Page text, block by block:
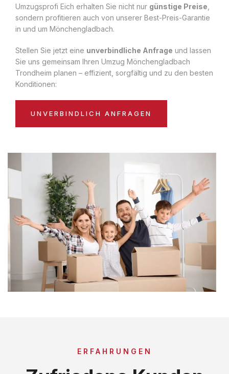
Umzugsprofi Eich erhalten Sie nicht nur günstige Preise
sondern profitieren auch von unserer Best-Preis-Garantie
in und um Mönchengladbach.
Stellen Sie jetzt eine unverbindliche Anfrage und lassen
Sie uns gemeinsam Ihren Umzug Mönchengladbach
Trondheim planen – effizient, sorgfältig und zu den besten
Konditionen:
UNVERBINDLICH ANFRAGEN
ERFAHRUNGEN